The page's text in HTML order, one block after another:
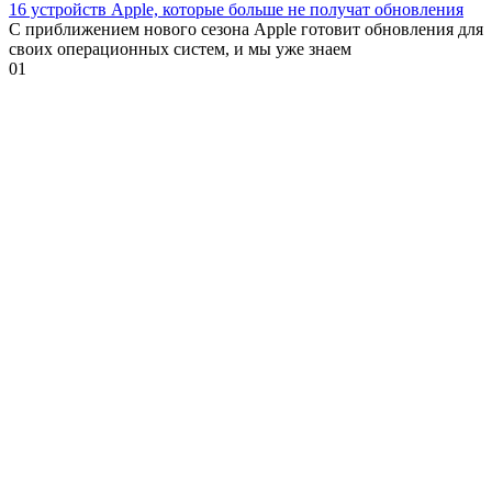
16 устройств Apple, которые больше не получат обновления
С приближением нового сезона Apple готовит обновления для
своих операционных систем, и мы уже знаем
01